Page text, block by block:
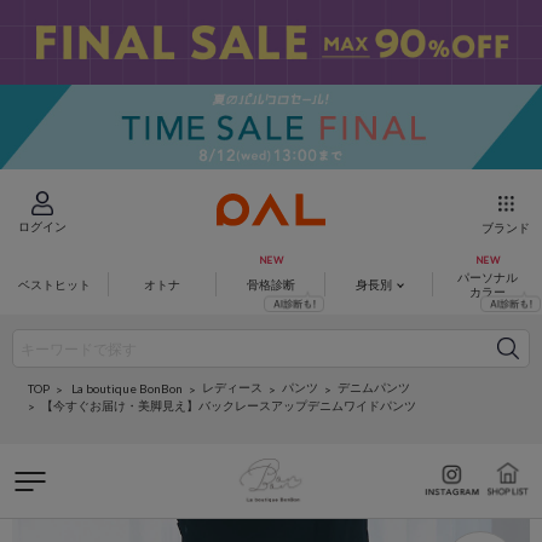
ログイン ブランド
ベストヒット オトナ 骨格診断 身長別
パーソナル
カラー
TOP La boutique BonBon レディース パンツ
デニムパンツ
【今すぐお届け・美脚見え】バックレースアップデニムワイドパンツ